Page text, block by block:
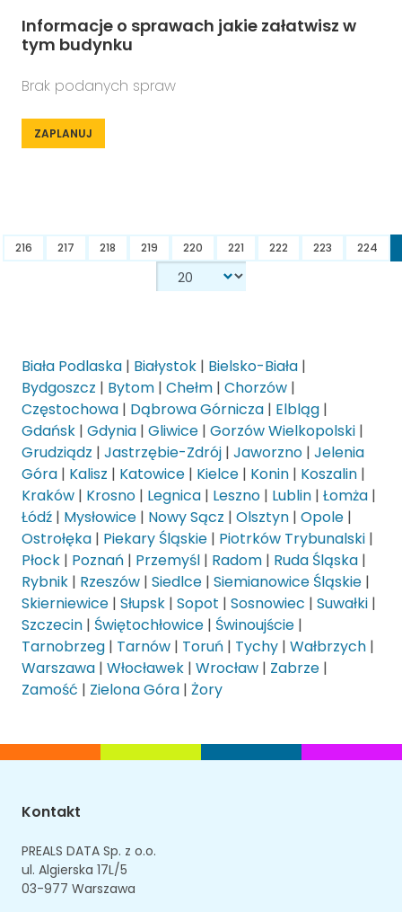
Informacje o sprawach jakie załatwisz w
tym budynku
Brak podanych spraw
ZAPLANUJ
216 217 218 219 220 221 222 223 224
Biała Podlaska | Białystok | Bielsko-Biała |
Bydgoszcz | Bytom | Chełm | Chorzów |
Częstochowa | Dąbrowa Górnicza | Elbląg |
Gdańsk | Gdynia | Gliwice | Gorzów Wielkopolski |
Grudziądz | Jastrzębie-Zdrój | Jaworzno | Jelenia
Góra | Kalisz | Katowice | Kielce | Konin | Koszalin |
Kraków | Krosno | Legnica | Leszno | Lublin | Łomża |
Łódź | Mysłowice | Nowy Sącz | Olsztyn | Opole |
Ostrołęka | Piekary Śląskie | Piotrków Trybunalski |
Płock | Poznań | Przemyśl | Radom | Ruda Śląska |
Rybnik | Rzeszów | Siedlce | Siemianowice Śląskie |
Skierniewice | Słupsk | Sopot | Sosnowiec | Suwałki |
Szczecin | Świętochłowice | Świnoujście |
Tarnobrzeg | Tarnów | Toruń | Tychy | Wałbrzych |
Warszawa | Włocławek | Wrocław | Zabrze |
Zamość | Zielona Góra | Żory
Kontakt
PREALS DATA Sp. z o.o.
ul. Algierska 17L/5
03-977 Warszawa